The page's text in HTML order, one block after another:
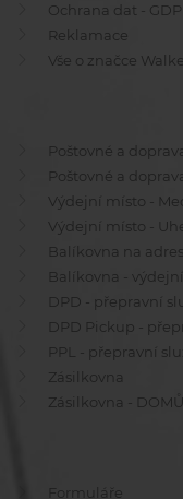
Ochrana dat -
Reklamace
Vše o značce
Poštovné a
Poštovné a
Výdejní místo -
Výdejní místo -
Balíkovna na
Balíkovna -
DPD - přepravní
DPD Pickup -
PPL - přepravní
Zásilkovna
Zásilkovna - DOMŮ
Formuláře